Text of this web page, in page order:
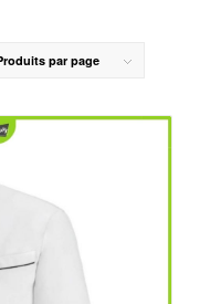
par page